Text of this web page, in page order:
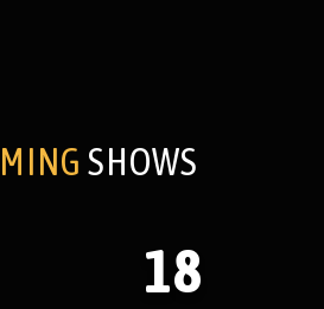
SHOWS
18